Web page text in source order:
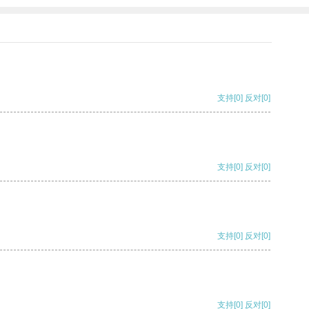
支持[0] 反对[0]
支持[0] 反对[0]
支持[0] 反对[0]
支持[0] 反对[0]